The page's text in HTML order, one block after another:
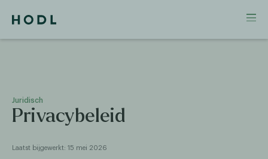
Juridisch
Privacybeleid
Laatst bijgewerkt: 15 mei 2026